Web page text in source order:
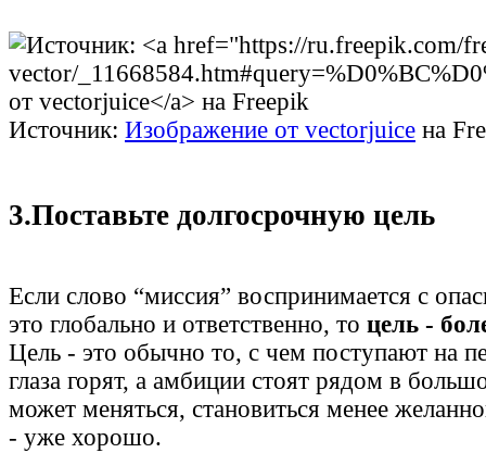
Источник: Изображение от vectorjuice на
3.Поставьте долгосрочную цель
Если слово “миссия” воспринимается с
это глобально и ответственно, то цель -
Цель - это обычно то, с чем поступают на
глаза горят, а амбиции стоят рядом в
может меняться, становиться менее
- уже хорошо.